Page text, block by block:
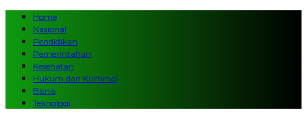
Home
Nasional
Pendidikan
Pemerintahan
Kesehatan
Hukum dan Kriminal
Bisnis
Teknologi